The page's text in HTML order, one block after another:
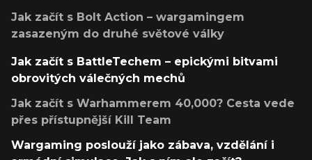
Jak začít s Bolt Action – wargamingem
zasazeným do druhé světové války
Jak začít s BattleTechem – epickými bitvami
obrovitých válečných mechů
Jak začít s Warhammerem 40,000? Cesta vede
přes přístupnější Kill Team
Wargaming poslouží jako zábava, vzdělání i